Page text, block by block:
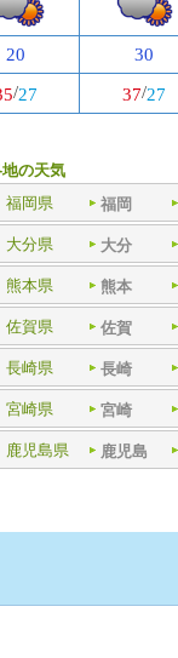
20 30
/27 37/27
の天気
福岡県
福岡
大分県 大分
熊本県 熊本
佐賀県 佐賀
長崎県 長崎
宮崎県 宮崎
鹿児島県 鹿児島